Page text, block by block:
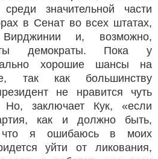
значительной части
в Сенат во всех штатах,
и, возможно,
демократы. Пока у
хорошие шансы на
так как большинству
не нравится чуть
заключает Кук, «если
как и должно быть,
что я ошибаюсь в моих
уйти от ликования,